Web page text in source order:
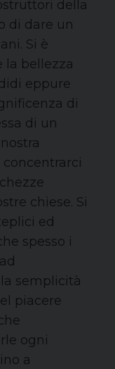
della
di dare un
Si è
la bellezza
eppure
di
di un
chiese. Si
ed
spesso i
semplicità
piacere
ogni
a